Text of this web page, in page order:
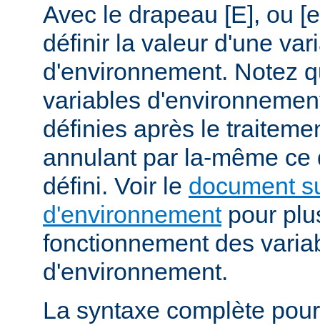
Avec le drapeau [E], ou
définir la valeur d'une
d'environnement. Notez
variables
définies après le
annulant par la-même ce
défini. Voir le document
d'environnementpour
fonctionnement des
d'environnement.
La syntaxe complète